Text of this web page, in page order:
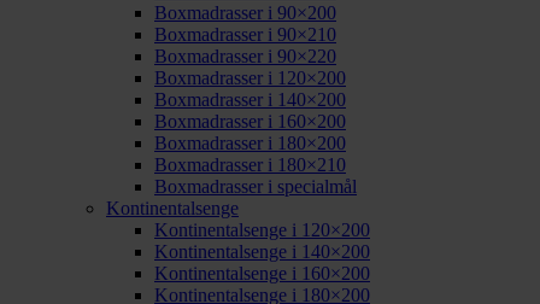
Boxmadrasser i 90×200
Boxmadrasser i 90×210
Boxmadrasser i 90×220
Boxmadrasser i 120×200
Boxmadrasser i 140×200
Boxmadrasser i 160×200
Boxmadrasser i 180×200
Boxmadrasser i 180×210
Boxmadrasser i specialmål
Kontinentalsenge
Kontinentalsenge i 120×200
Kontinentalsenge i 140×200
Kontinentalsenge i 160×200
Kontinentalsenge i 180×200